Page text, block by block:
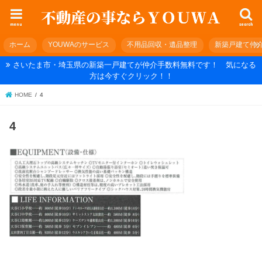
search
menu
ホーム YOUWAのサービス 不用品回収・遺品整理 新築戸建て仲
さいたま市・埼玉県の新築一戸建てが仲介手数料無料です！ 気になる
方は今すぐクリック！！
HOME 4
4